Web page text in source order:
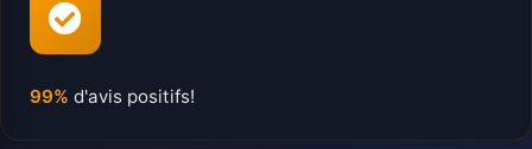
99% d'avis positifs!